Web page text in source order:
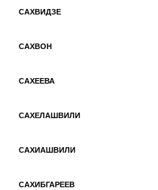
САХВИДЗЕ
САХВОН
САХЕЕВА
САХЕЛАШВИЛИ
САХИАШВИЛИ
САХИБГАРЕЕВ